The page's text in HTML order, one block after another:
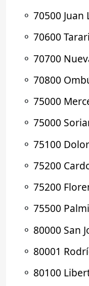
⚬ 70500 Juan
⚬ 70600
⚬ 70700
⚬ 70800
⚬ 75000
⚬ 75000
⚬ 75100
⚬ 75200
⚬ 75200
⚬ 75500
⚬ 80000 San
⚬ 80001
⚬ 80100